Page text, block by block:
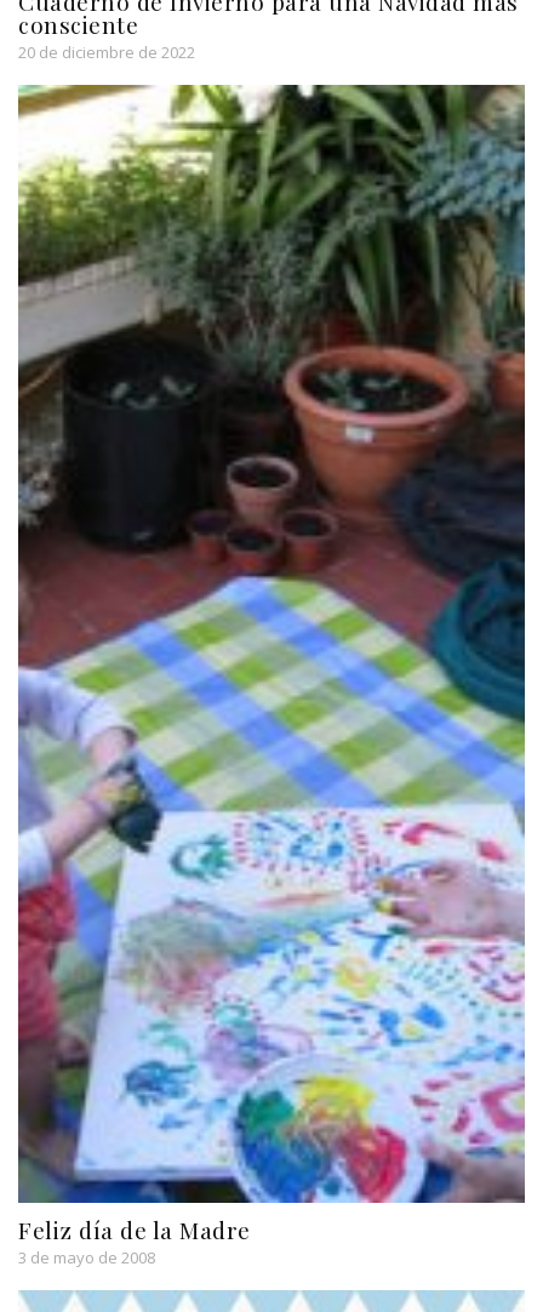
consciente
20 de diciembre de 2022
Feliz día de la Madre
3 de mayo de 2008